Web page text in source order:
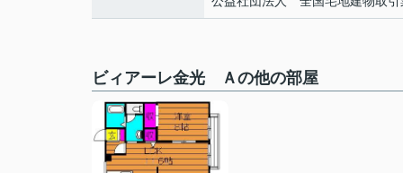
ビィアーレ金光 Ａの他の部屋